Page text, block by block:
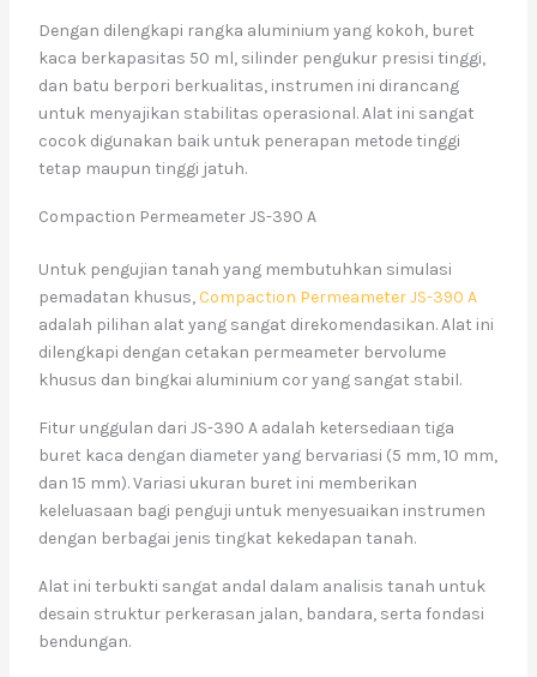
Dengan dilengkapi rangka aluminium yang kokoh, buret
kaca berkapasitas 50 ml, silinder pengukur presisi tinggi,
dan batu berpori berkualitas, instrumen ini dirancang
untuk menyajikan stabilitas operasional. Alat ini sangat
cocok digunakan baik untuk penerapan metode tinggi
tetap maupun tinggi jatuh.
Compaction Permeameter JS-390 A
Untuk pengujian tanah yang membutuhkan simulasi
pemadatan khusus, Compaction Permeameter JS-390 A
adalah pilihan alat yang sangat direkomendasikan. Alat ini
dilengkapi dengan cetakan permeameter bervolume
khusus dan bingkai aluminium cor yang sangat stabil.
Fitur unggulan dari JS-390 A adalah ketersediaan tiga
buret kaca dengan diameter yang bervariasi (5 mm, 10 mm,
dan 15 mm). Variasi ukuran buret ini memberikan
keleluasaan bagi penguji untuk menyesuaikan instrumen
dengan berbagai jenis tingkat kekedapan tanah.
Alat ini terbukti sangat andal dalam analisis tanah untuk
desain struktur perkerasan jalan, bandara, serta fondasi
bendungan.